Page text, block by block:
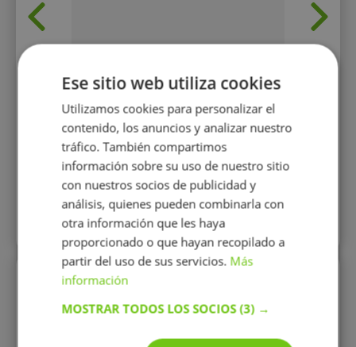
17 €/h
Mostrar perfil
la
Más perfiles similares
Perfiles vistos
Ese sitio web utiliza cookies
Utilizamos cookies para personalizar el
contenido, los anuncios y analizar nuestro
tráfico. También compartimos
información sobre su uso de nuestro sitio
con nuestros socios de publicidad y
análisis, quienes pueden combinarla con
otra información que les haya
proporcionado o que hayan recopilado a
partir del uso de sus servicios. Más
información
MOSTRAR TODOS LOS SOCIOS(3) →